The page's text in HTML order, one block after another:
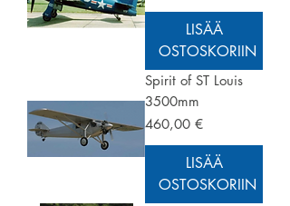
LISÄÄ
OSTOSKORIIN
Spirit of ST Louis
3500mm
Hinta
460,00 €
LISÄÄ
OSTOSKORIIN